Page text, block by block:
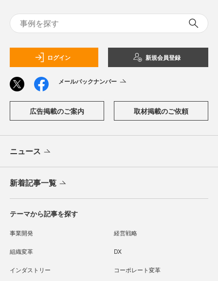
ログイン 新規会員登録
メールバックナンバー
広告掲載のご案内 取材掲載のご依頼
ニュース
新着記事一覧
テーマから記事を探す
事業開発 経営戦略
組織変革 DX
インダストリー コーポレート変革